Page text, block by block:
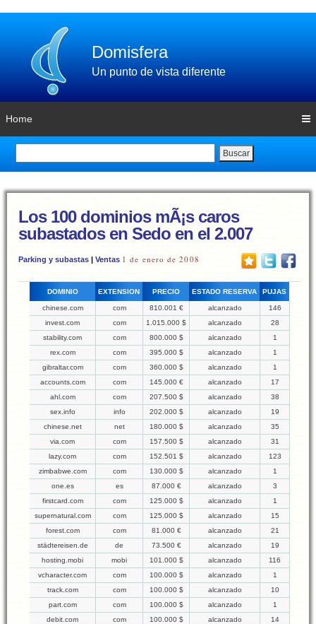
Domisfera
Un punto de vista diferente
Home
Buscar
Los 100 dominios mÃ¡s caros
subastados en Sedo en el 2.007
Parking y subastas | Ventas 1 de enero de 2008
DOMINIO EXTENSION PRECIO ESTADO RESERVA PUJAS
chinese.com com 810.001 € alcanzado
146
invest.com
com 1.015.000 $ alcanzado
28
stability.com
com 800.000 $ alcanzado
1
rex.com
com 395.000 $ alcanzado
1
gibraltar.com
com 360.000 $ alcanzado
1
accounts.com
com 145.000 € alcanzado
17
ahl.com
com 207.500 $ alcanzado
38
sex.info
info 202.000 $ alcanzado
19
chinese.net
net 180.000 $ alcanzado
35
via.com
com 157.500 $ alcanzado
31
lazy.com
com 152.501 $ alcanzado
123
zimbabwe.com
com 130.000 $ alcanzado
1
one.es
es 87.000 € alcanzado
3
firstcard.com
com 125.000 $ alcanzado
1
supernatural.com
com 125.000 $ alcanzado
15
forest.com
com 81.000 € alcanzado
21
städtereisen.de
de 73.500 € alcanzado
19
hosting.mobi
mobi 101.000 $ alcanzado
116
vcharacter.com
com 100.000 $ alcanzado
1
track.com
com 100.000 $ alcanzado
10
part.com
com 100.000 $ alcanzado
1
debit.com
com 100.000 $ alcanzado
14